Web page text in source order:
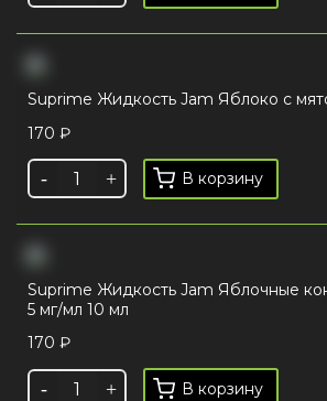
Suprime Жидкость Jam Яблоко с
170 ₽
В корзину
Suprime Жидкость Jam Яблочные
5 мг/мл 10 мл
170 ₽
В корзину